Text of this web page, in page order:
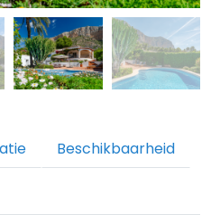
Beschikbaarheid